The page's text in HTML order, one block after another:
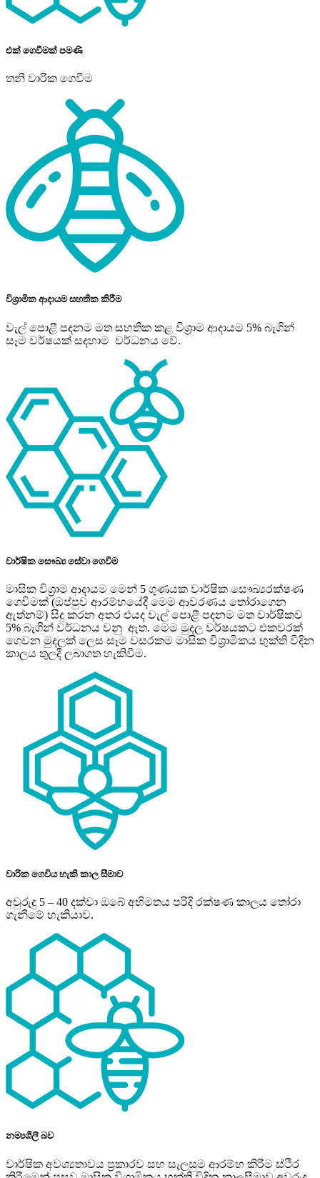
එක් ගෙවීමක් පමණි
තනි වාරික ගෙවීම
විශ්‍රාමික ආදායම සහතික කිරීම
වැල් පොළී පදනම මත සහතික කළ විශ්‍රාම ආදායම 5% බැගින්
සෑම වර්ෂයක් සදහාම වර්ධනය වේ.
වාර්ෂික සෞඛ්‍ය සේවා ගෙවීම
මාසික විශ්‍රාම ආදායම මෙන් 5 ගුණයක වාර්ෂික සෞඛ්‍යරක්ෂණ
ගෙවිමක් (ඔප්පුව ආරම්භයේදී මෙම ආවරණය තෝරාගෙන
ඇත්නම්) සිදු කරන අතර එයද වැල් පොළී පදනම මත වාර්ෂිකව
5% බැගින් වර්ධනය වනු ඇත. මෙම මුදල වර්ෂයකට එකවරක්
ගෙවන මුදලක් ලෙස සෑම වසරකම මාසික විශ‍්‍රාමිකය භුක්ති විදින
කාලය තුලදී ලබාගත හැකිවීම.
වාරික ගෙවිය හැකි කාල සීමාව
අවුරුදු 5 – 40 දක්වා ඔබේ අභිමතය පරිදි රක්ෂණ කාලය තෝරා
ගැනීමේ හැකියාව.
නම්‍යශීලී බව
වාර්ෂික අවශ්‍යතාවය ප්‍රකාරව සහ සැලසුම ආරම්භ කිරීම ස්ථිර